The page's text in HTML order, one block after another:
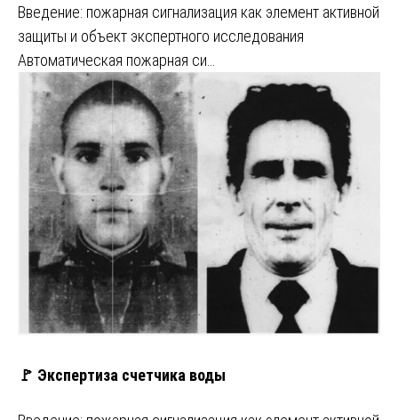
Введение: пожарная сигнализация как элемент активной
защиты и объект экспертного исследования
Автоматическая пожарная си…
🚩 Экспертиза счетчика воды